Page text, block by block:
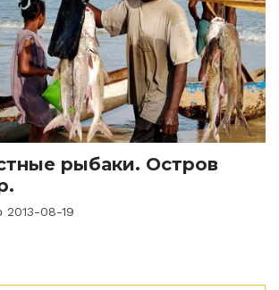
рыбаки. Остров
2013-08-19